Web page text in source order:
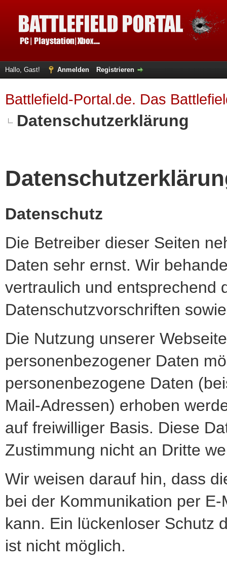
Hallo, Gast! Anmelden Registrieren
Battlefield-Portal.de. Das
Datenschutzerklärung
Datenschutz
Die Betreiber dieser Seiten
Daten sehr ernst. Wir
vertraulich und entsprechend
Datenschutzvorschriften
Die Nutzung unserer
personenbezogener Daten
personenbezogene Daten
Mail-Adressen) erhoben
auf freiwilliger Basis. Diese
Zustimmung nicht an Dritte
Wir weisen darauf hin, dass
bei der Kommunikation per
kann. Ein lückenloser Schutz
ist nicht möglich.